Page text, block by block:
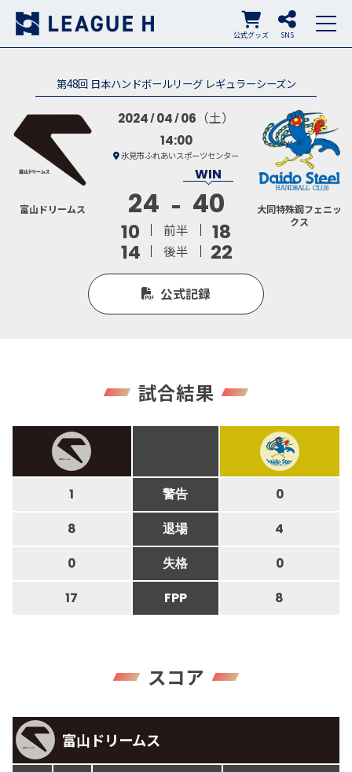
SNS
公式グッズ
第48回 日本ハンドボールリーグ レギュラーシーズン
富山ドリームス
2024 04 06 （土）
14:00
氷見市ふれあいスポーツセンター
24 40
10 前半
18
14
後半 22
大同特殊鋼フェニッ
クス
公式記録
試合結果
1 警告 0
8 退場 4
0 失格 0
17 FPP 8
スコア
富山ドリームス